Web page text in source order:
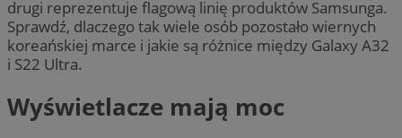
drugi reprezentuje flagową linię produktów Samsunga.
Sprawdź, dlaczego tak wiele osób pozostało wiernych
koreańskiej marce i jakie są różnice między Galaxy A32
i S22 Ultra.
Wyświetlacze mają moc